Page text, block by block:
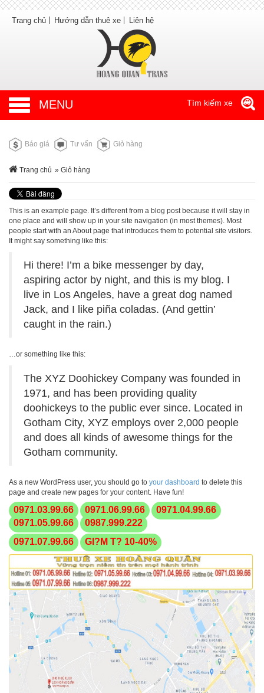
Trang chủ Hướng dẫn thuê xe Liên hệ
MENU Tìm kiếm xe
Báo giá Tư vấn Giỏ hàng
Trang chủ » Giỏ hàng
This is an example page. It’s different from a blog post because it will stay in
one place and will show up in your site navigation (in most themes). Most
people start with an About page that introduces them to potential site visitors.
It might say something like this:
Hi there! I’m a bike messenger by day,
aspiring actor by night, and this is my blog. I
live in Los Angeles, have a great dog named
Jack, and I like piña coladas. (And gettin’
caught in the rain.)
…or something like this:
The XYZ Doohickey Company was founded in
1971, and has been providing quality
doohickeys to the public ever since. Located in
Gotham City, XYZ employs over 2,000 people
and does all kinds of awesome things for the
Gotham community.
As a new WordPress user, you should go to your dashboard to delete this
page and create new pages for your content. Have fun!
0971.03.99.66 0971.06.99.66
0971.04.99.66
0971.05.99.66
0987.999.222
0971.07.99.66
GI?M T? 10-40%